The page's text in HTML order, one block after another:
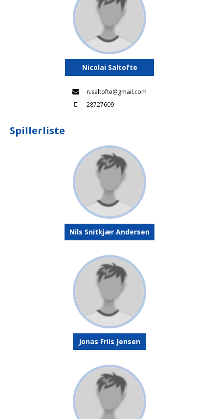
Nicolai Saltofte
n.saltofte@gmail.com
28727609
Spillerliste
Nils Snitkjær Andersen
Jonas Friis Jensen